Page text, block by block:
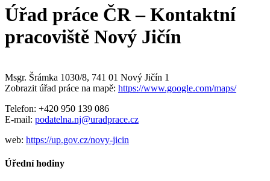
Úřad práce ČR – Kontaktní
pracoviště Nový Jičín
Msgr. Šrámka 1030/8, 741 01 Nový Jičín 1
Zobrazit úřad práce na mapě: https://www.google.com/maps/
Telefon: +420 950 139 086
E-mail: podatelna.nj@uradprace.cz
web: https://up.gov.cz/novy-jicin
Úřední hodiny